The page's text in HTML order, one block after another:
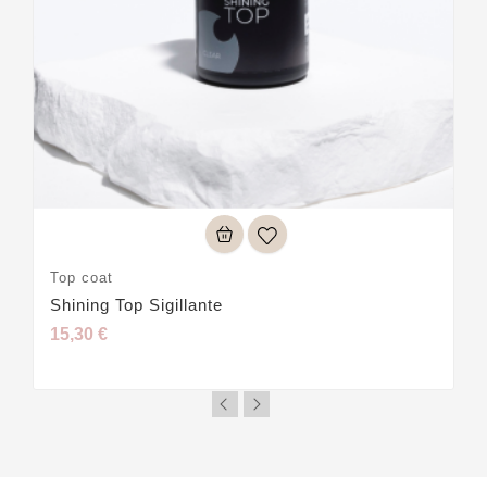
Top coat
Shining Top Sigillante
15,30 €